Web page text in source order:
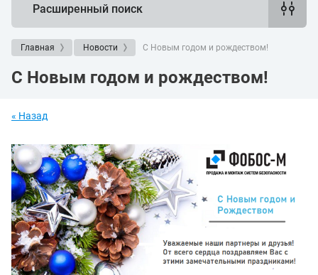
Расширенный поиск
Главная Новости С Новым годом и рождеством!
С Новым годом и рождеством!
« Назад